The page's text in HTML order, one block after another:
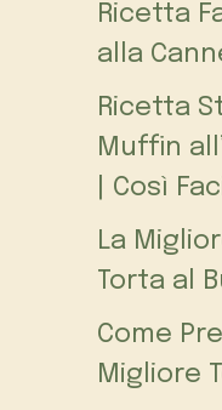
Ricetta
alla
Ricetta
Muffin
| Così
La
Torta al
Come
Migliore